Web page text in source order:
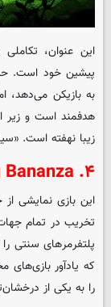
این عنوان،
پیشین خود است.
به بازیکن می‌دهد،
هدفمند است و زیر
زیبا نهفته است.
۴. Donkey Kong Bananza
این بازی نمایشی
تخریب در تمام
پلتفرمرهای سنتی
که یادآور
را به یکی از